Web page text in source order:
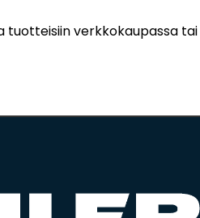
verkkokaupassa